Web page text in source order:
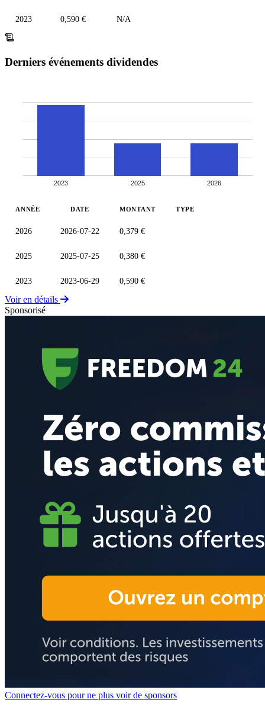
2023 0,590 € N/A
Derniers événements dividendes
2023 2025 2026
ANNÉE DATE MONTANT TYPE
2026 2026-07-22 0,379 €
2025 2025-07-25 0,380 €
2023 2023-06-29 0,590 €
Voir en détails
Sponsorisé
Connectez-vous pour ne plus voir de sponsors